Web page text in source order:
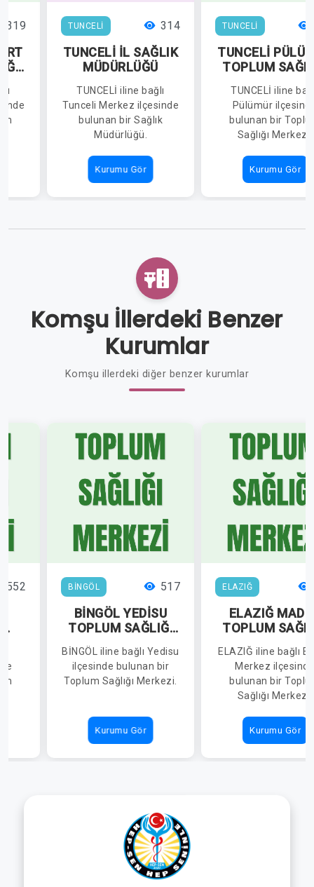
319 TUNCELİ 314
TUNCELİ İL SAĞLIK
MÜDÜRLÜĞÜ
TUNCELİ iline bağlı
Tunceli Merkez ilçesinde
bulunan bir Sağlık
Müdürlüğü.
Kurumu Gör
TUNCELİ
TUNCELİ
TOPLUM
TUNCELİ iline
Pülümür
bulunan bir
Sağlığı Merkezi.
Kurumu Gör
Komşu İllerdeki Benzer
Kurumlar
Komşu illerdeki diğer benzer kurumlar
552 BİNGÖL 517
BİNGÖL YEDİSU
TOPLUM SAĞLIĞI
BİNGÖL iline bağlı Yedisu
ilçesinde bulunan bir
Toplum Sağlığı Merkezi.
Kurumu Gör
ELAZIĞ
ELAZIĞ
TOPLUM
MERKEZİ
ELAZIĞ iline bağlı
Merkez ilçesinde
bulunan bir
Sağlığı Merkezi.
Kurumu Gör